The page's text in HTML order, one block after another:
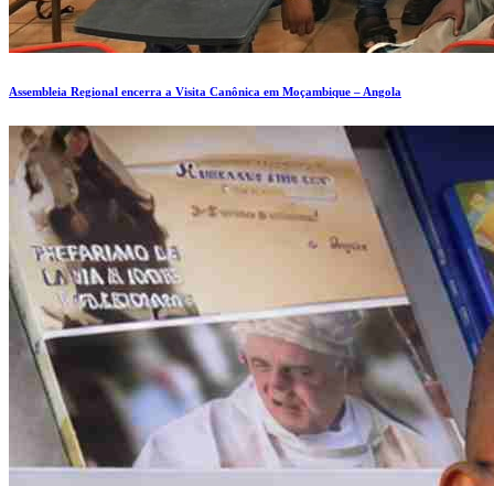
Assembleia Regional encerra a Visita Canônica em Moçambique – Angola